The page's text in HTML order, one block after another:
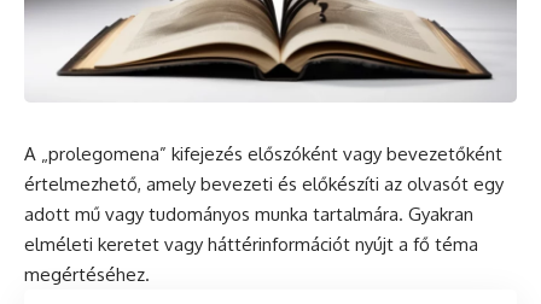
A „prolegomena” kifejezés előszóként vagy bevezetőként
értelmezhető, amely bevezeti és előkészíti az olvasót egy
adott mű vagy tudományos munka tartalmára. Gyakran
elméleti keretet vagy háttérinformációt nyújt a fő téma
megértéséhez.